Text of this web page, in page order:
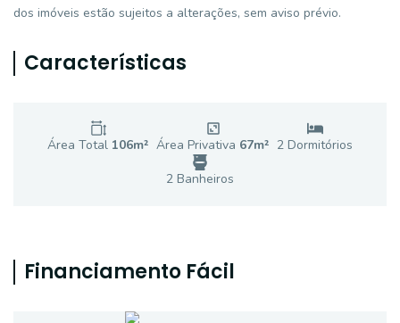
dos imóveis estão sujeitos a alterações, sem aviso prévio.
Características
Área Total 106m² Área Privativa 67m² 2 Dormitórios
2 Banheiros
Financiamento Fácil